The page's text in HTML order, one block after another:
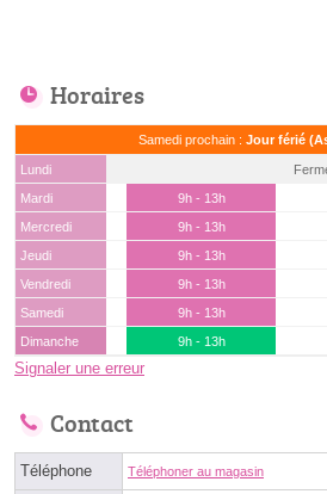
Horaires
Samedi prochain : Jour férié
Lundi
Mardi
9h - 13h
Mercredi
9h - 13h
Jeudi
9h - 13h
Vendredi
9h - 13h
Samedi
9h - 13h
Dimanche
9h - 13h
Signaler une erreur
Contact
Téléphone Téléphoner au magasin